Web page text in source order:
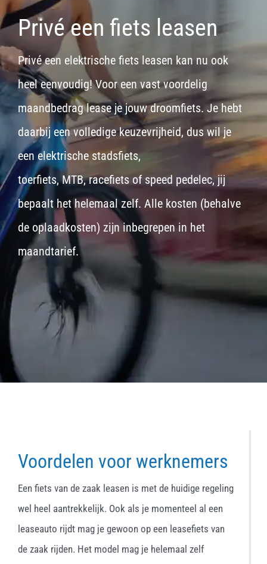
Privé een fiets leasen
Privé een elektrische fiets leasen kan nu ook
heel eenvoudig! Voor een vast voordelig
maandbedrag lease je jouw droomfiets. Je hebt
daarbij een volledige keuzevrijheid, dus wil je
eenelektrische stadsfiets,
toerfiets,MTB,racefietsof speed pedelec, jij
bepaalt het helemaal zelf. Alle kosten (behalve
de oplaadkosten) zijn inbegrepen in het
maandtarief.
Voordelen voor werknemers
Een fiets van de zaak leasen is met de huidige regeling
wel heel aantrekkelijk. Ook als je momenteel al een
leaseauto rijdt mag je gewoon op een leasefiets van
de zaak rijden. Het model mag je helemaal zelf